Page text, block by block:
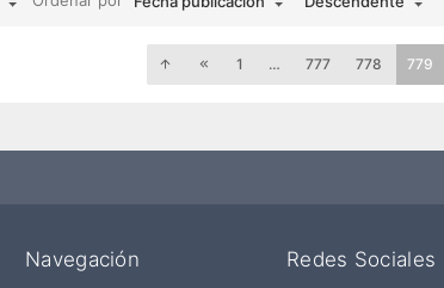
1 … 777 778 779
Navegación Redes Sociales